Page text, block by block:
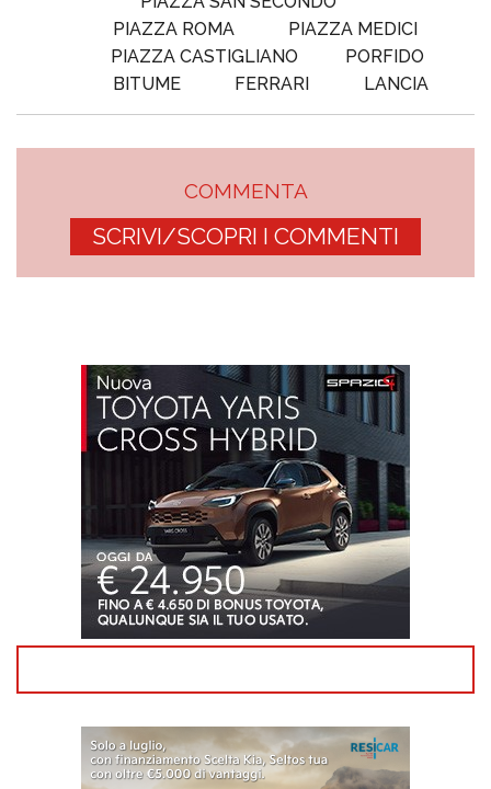
PIAZZA ROMA
PIAZZA MEDICI
PIAZZA CASTIGLIANO
PORFIDO
BITUME
FERRARI LANCIA
COMMENTA
SCRIVI/SCOPRI I COMMENTI